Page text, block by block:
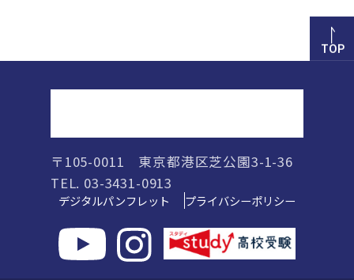
TOP
〒105-0011 東京都港区芝公園3-1-36
TEL. 03-3431-0913
デジタルパンフレット プライバシーポリシー